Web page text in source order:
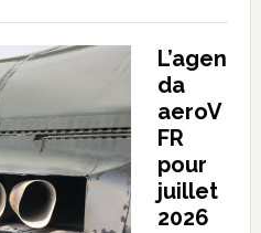
L’agen
da
aeroV
FR
pour
juillet
2026